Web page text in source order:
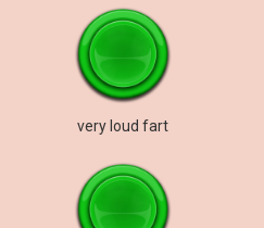
very loud fart